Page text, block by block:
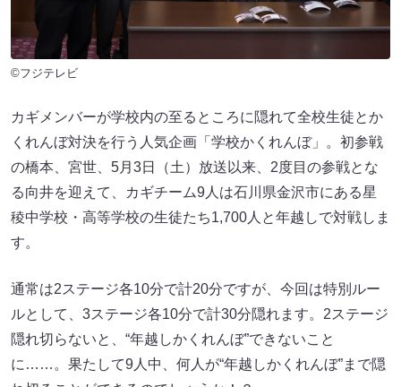
©フジテレビ
カギメンバーが学校内の至るところに隠れて全校生徒とか
くれんぼ対決を行う人気企画「学校かくれんぼ」。初参戦
の橋本、宮世、5月3日（土）放送以来、2度目の参戦とな
る向井を迎えて、カギチーム9人は石川県金沢市にある星
稜中学校・高等学校の生徒たち1,700人と年越しで対戦しま
す。
通常は2ステージ各10分で計20分ですが、今回は特別ルー
ルとして、3ステージ各10分で計30分隠れます。2ステージ
隠れ切らないと、“年越しかくれんぼ”できないこと
に……。果たして9人中、何人が“年越しかくれんぼ”まで隠